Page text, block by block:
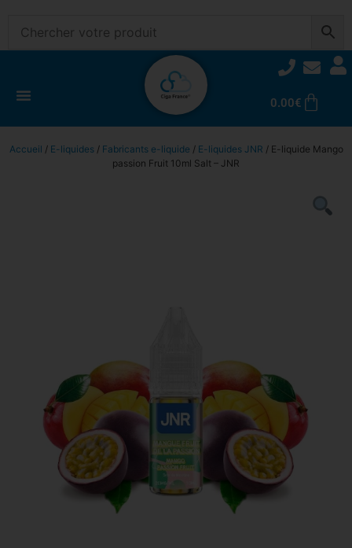
0.00€
Accueil / E-liquides/ Fabricants e-liquide / E-liquides JNR / E-liquide Mango
passion Fruit 10ml Salt – JNR